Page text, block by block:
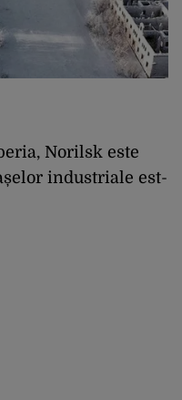
Norilsk este
industriale est-